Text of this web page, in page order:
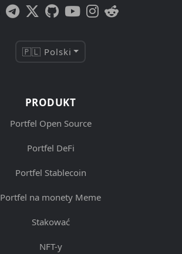
🇵🇱 Polski
PRODUKT
Portfel Open Source
Portfel DeFi
Portfel Stablecoin
Portfel na monety Meme
Stakować
NFT-y